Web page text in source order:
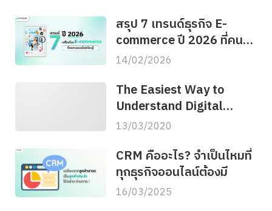
สรุป 7 เทรนด์ธุรกิจ E-
commerce ปี 2026 ที่คน
ขายออนไลน์ต้องรู้
14/02/2026
The Easiest Way to
Understand Digital
Marketing Funnel!
13/03/2020
CRM คืออะไร? จำเป็นไหมที่
ทุกธุรกิจออนไลน์ต้องมี
16/03/2025